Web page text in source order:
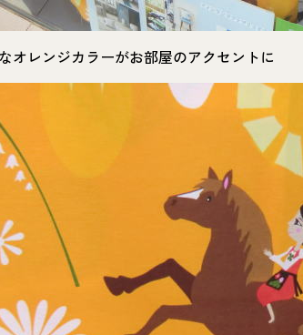
オレンジカラーがお部屋のアクセントに